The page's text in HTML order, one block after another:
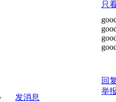
发消息
只
回
举